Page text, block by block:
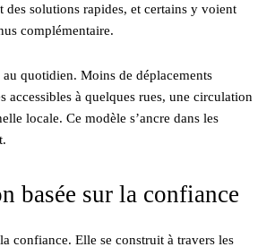
des solutions rapides, et certains y voient
complémentaire.
au quotidien. Moins de déplacements
accessibles à quelques rues, une circulation
locale. Ce modèle s’ancre dans les
basée sur la confiance
confiance. Elle se construit à travers les